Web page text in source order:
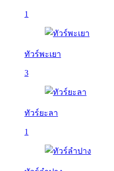
1
ทัวร์พะเยา
3
ทัวร์ยะลา
1